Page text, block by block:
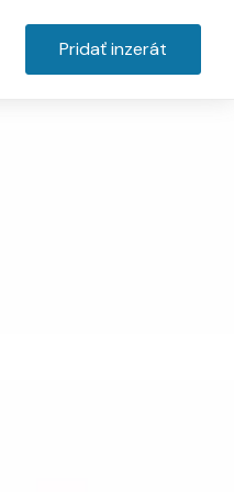
Pridať inzerát